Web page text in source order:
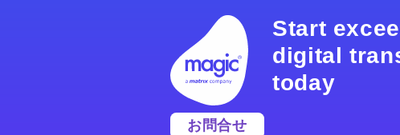
Start
digital
today
お問合せ